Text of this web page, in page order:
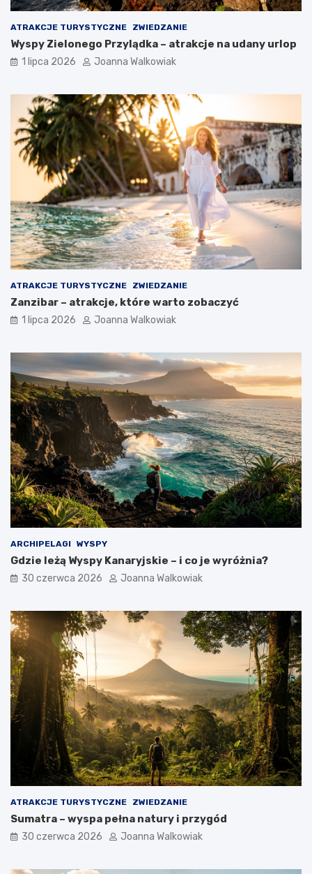
ATRAKCJE TURYSTYCZNE ZWIEDZANIE
Wyspy Zielonego Przylądka – atrakcje na udany urlop
1 lipca 2026 Joanna Walkowiak
ATRAKCJE TURYSTYCZNE ZWIEDZANIE
Zanzibar – atrakcje, które warto zobaczyć
1 lipca 2026 Joanna Walkowiak
ARCHIPELAGI WYSPY
Gdzie leżą Wyspy Kanaryjskie – i co je wyróżnia?
30 czerwca 2026 Joanna Walkowiak
ATRAKCJE TURYSTYCZNE ZWIEDZANIE
Sumatra – wyspa pełna natury i przygód
30 czerwca 2026 Joanna Walkowiak